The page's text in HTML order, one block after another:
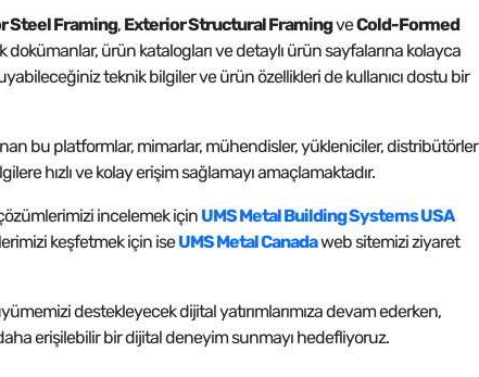
Steel Framing, Exterior Structural FramingveCold-Formed
dokümanlar, ürün katalogları ve detaylı ürün sayfalarına kolayca
teknik bilgiler ve ürün özellikleri de kullanıcı dostu bir
bu platformlar, mimarlar, mühendisler, yükleniciler, distribütörler
hızlı ve kolay erişim sağlamayı amaçlamaktadır.
incelemek için UMS Metal Building Systems USA
keşfetmek için iseUMS Metal Canadaweb sitemizi ziyaret
destekleyecek dijital yatırımlarımıza devam ederken,
daha erişilebilir bir dijital deneyim sunmayı hedefliyoruz.